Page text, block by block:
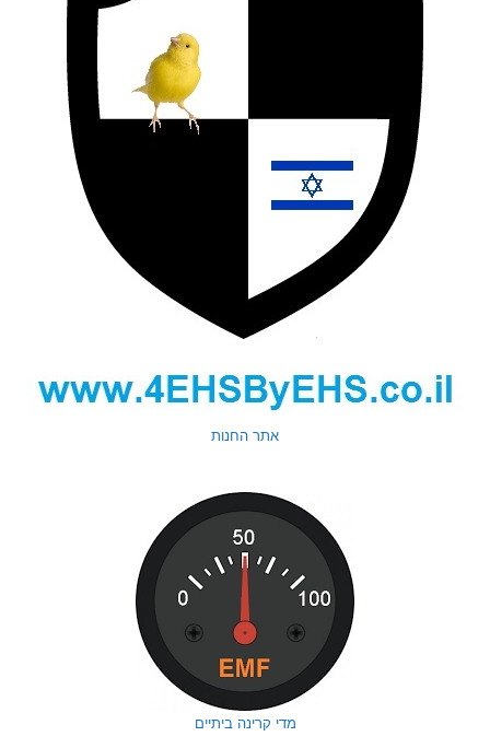
אתר החנות
מדי קרינה ביתיים